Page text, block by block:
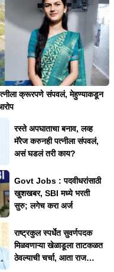
क्रूरपणे संपवलं, मेहुण्याकडून
रस्ते अपघाताचा बनाव, लव्ह
मॅरेज करुनही पत्नीला संपवलं,
असं घडलं तरी काय?
Govt Jobs : पदवीधरांसाठी
खुशखबर, SBI मध्ये भरती
सुरु; लगेच करा अर्ज
राष्ट्रकुल स्पर्धेत सुवर्णपदक
मिळवणाऱ्या खेळाडूला ताटकळत
ठेवल्याची चर्चा, आता राज